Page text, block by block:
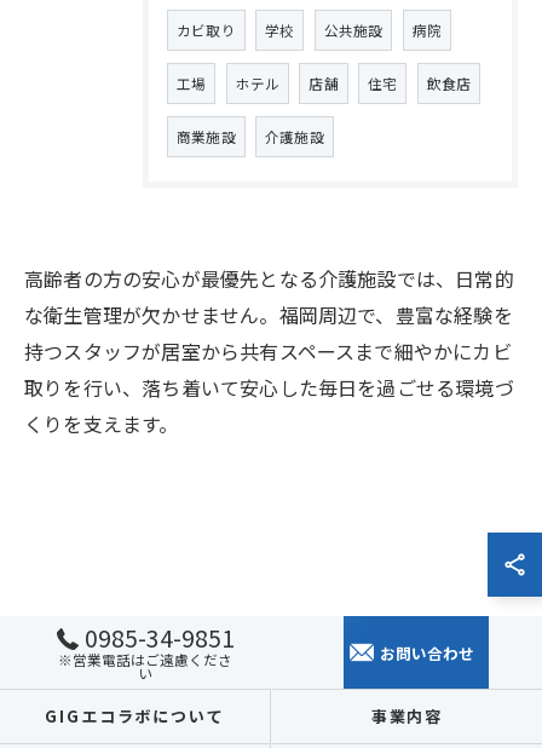
カビ取り 学校 公共施設 病院
工場 ホテル 店舗 住宅 飲食店
商業施設 介護施設
高齢者の方の安心が最優先となる介護施設では、日常的
な衛生管理が欠かせません。福岡周辺で、豊富な経験を
持つスタッフが居室から共有スペースまで細やかにカビ
取りを行い、落ち着いて安心した毎日を過ごせる環境づ
くりを支えます。
0985-34-9851
※営業電話はご遠慮くださ
い
お問い合わせ
GIGエコラボについて 事業内容